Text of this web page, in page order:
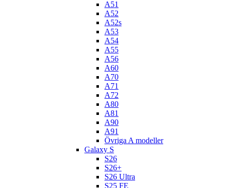
A51
A52
A52s
A53
A54
A55
A56
A60
A70
A71
A72
A80
A81
A90
A91
Övriga A modeller
Galaxy S
S26
S26+
S26 Ultra
S25 FE